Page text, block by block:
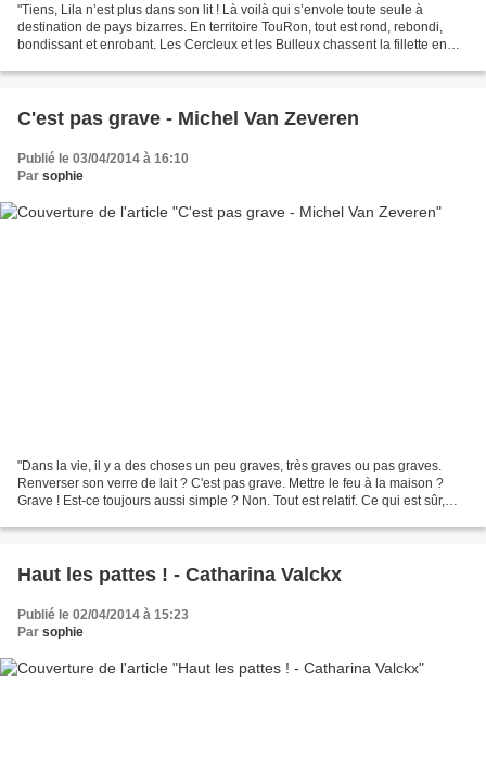
"Tiens, Lila n’est plus dans son lit ! Là voilà qui s’envole toute seule à
destination de pays bizarres. En territoire TouRon, tout est rond, rebondi,
bondissant et enrobant. Les Cercleux et les Bulleux chassent la fillette en
C'est pas grave - Michel Van Zeveren
Publié le 03/04/2014 à 16:10
Par sophie
"Dans la vie, il y a des choses un peu graves, très graves ou pas graves.
Renverser son verre de lait ? C'est pas grave. Mettre le feu à la maison ?
Grave ! Est-ce toujours aussi simple ? Non. Tout est relatif. Ce qui est sûr,
Haut les pattes ! - Catharina Valckx
Publié le 02/04/2014 à 15:23
Par sophie